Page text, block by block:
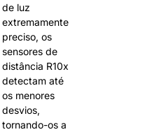
de luz
extremamente
preciso, os
sensores de
distância R10x
detectam até
os menores
desvios,
tornando-os a